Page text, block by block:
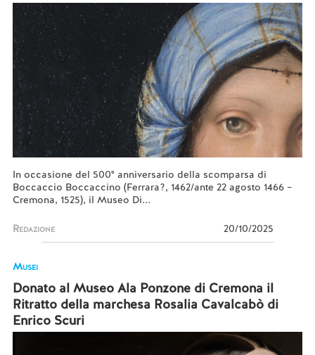
In occasione del 500° anniversario della scomparsa di
Boccaccio Boccaccino (Ferrara?, 1462/ante 22 agosto 1466 –
Cremona, 1525), il Museo Di...
Redazione 20/10/2025
Musei
Donato al Museo Ala Ponzone di Cremona il
Ritratto della marchesa Rosalia Cavalcabò di
Enrico Scuri